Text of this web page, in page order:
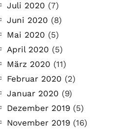
Juli 2020 (7)
Juni 2020 (8)
Mai 2020 (5)
April 2020 (5)
März 2020 (11)
Februar 2020 (2)
Januar 2020 (9)
Dezember 2019 (5)
November 2019 (16)
COMMUNITY